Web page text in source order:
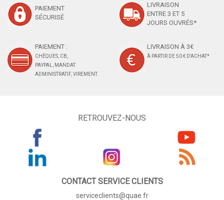
PAIEMENT
SÉCURISÉ
LIVRAISON
ENTRE 3 ET 5
JOURS OUVRÉS*
PAIEMENT :
CHÈQUES, CB,
PAYPAL, MANDAT
ADMINISTRATIF, VIREMENT
LIVRAISON À 3€
À PARTIR DE 50 € D'ACHAT*
RETROUVEZ-NOUS
CONTACT SERVICE CLIENTS
serviceclients@quae.fr